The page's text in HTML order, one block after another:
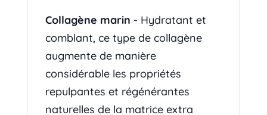
Collagène marin - Hydratant et
comblant, ce type de collagène
augmente de manière
considérable les propriétés
repulpantes et régénérantes
naturelles de la matrice extra